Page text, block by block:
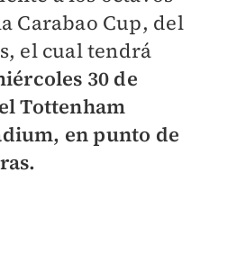
Carabao Cup, del
el cual tendrá
30 de
Tottenham
en punto de